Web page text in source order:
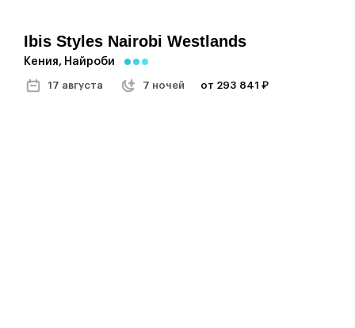
Ibis Styles Nairobi Westlands
Кения, Найроби
17 августа 7 ночей от 293 841 ₽